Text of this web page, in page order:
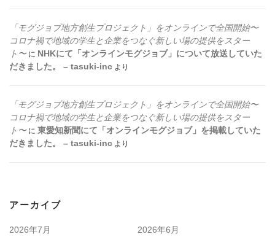
「モグジョブ地方創生プロジェクト」をオンラインで全国開始〜
コロナ禍で地域の学生と企業をつなぐ新しい場の提供をスター
ト〜に NHKにて「オンラインモグジョブ」について放送していた
だきました。 – tasuki-inc より
「モグジョブ地方創生プロジェクト」をオンラインで全国開始〜
コロナ禍で地域の学生と企業をつなぐ新しい場の提供をスター
ト〜に 東愛知新聞にて「オンラインモグジョブ」を掲載していた
だきました。 – tasuki-inc より
アーカイブ
2026年7月
2026年6月